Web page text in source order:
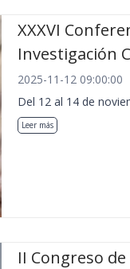
XXXVI
Investigación
2025-11-12 09:00:00
Del 12 al 14 de
Leer más
II Congreso